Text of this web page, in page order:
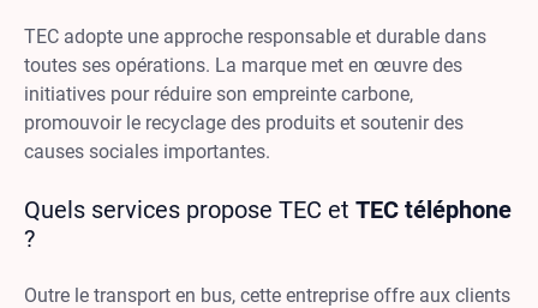
TEC adopte une approche responsable et durable dans
toutes ses opérations. La marque met en œuvre des
initiatives pour réduire son empreinte carbone,
promouvoir le recyclage des produits et soutenir des
causes sociales importantes.
Quels services propose TEC et TEC téléphone
?
Outre le transport en bus, cette entreprise offre aux clients